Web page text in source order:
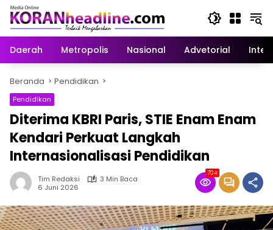
Langsung
konten
Daerah
Metropolis Nasional Advetorial
Beranda Pendidikan
Pendidikan
Diterima KBRI Paris, STIE Enam Enam
Kendari Perkuat Langkah
Internasionalisasi Pendidikan
Tim Redaksi
3 Min Baca
6 Juni 2026
704